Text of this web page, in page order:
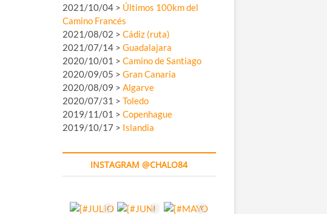
2021/10/04 > Últimos 100km del
Camino Francés
2021/08/02 > Cádiz (ruta)
2021/07/14 > Guadalajara
2020/10/01 > Camino de Santiago
2020/09/05 > Gran Canaria
2020/08/09 > Algarve
2020/07/31 > Toledo
2019/11/01 > Copenhague
2019/10/17 > Islandia
INSTAGRAM @CHALO84